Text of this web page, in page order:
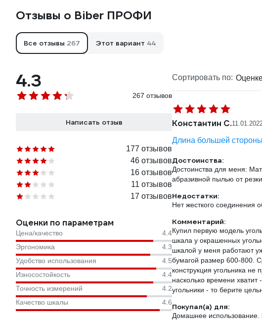
Отзывы о Biber ПРОФИ
Все отзывы 267 Этот вариант 44
4.3
267 отзывов
Написать отзыв
177 отзывов
46 отзывов
16 отзывов
11 отзывов
17 отзывов
Оценки по параметрам
Цена/качество
4.4
Эргономика
4.3
Удобство использования
4.5
Износостойкость
4.4
Точность измерений
4.2
Качество шкалы
4.6
Сортировать по:
Константин С.
Длина большей
Достоинства:
Достоинства для меня:
абразивной пылью от
Недостатки:
Нет жесткого соединения
Комментарий:
Купил первую модель
шкала у окрашенных
шкалой у меня работают
бумагой размер 600-800.
конструкция угольника
насколько времени
угольники - то берите
Покупал(а) для:
Домашнее использование.